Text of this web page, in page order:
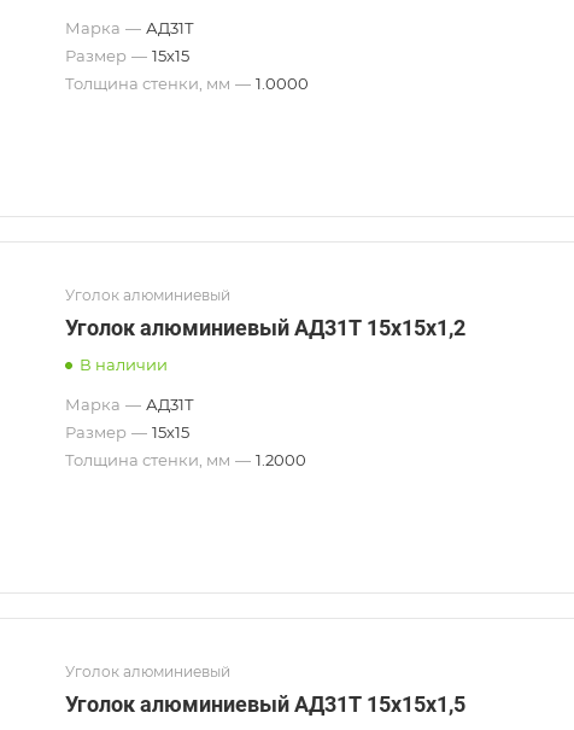
Марка — АД31Т
Размер — 15х15
Толщина стенки, мм — 1.0000
Уголок алюминиевый
Уголок алюминиевый АД31Т 15х15х1,2
В наличии
Марка — АД31Т
Размер — 15х15
Толщина стенки, мм — 1.2000
Уголок алюминиевый
Уголок алюминиевый АД31Т 15х15х1,5